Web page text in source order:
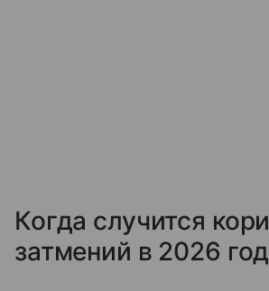
Когда случится
затмений в 2026